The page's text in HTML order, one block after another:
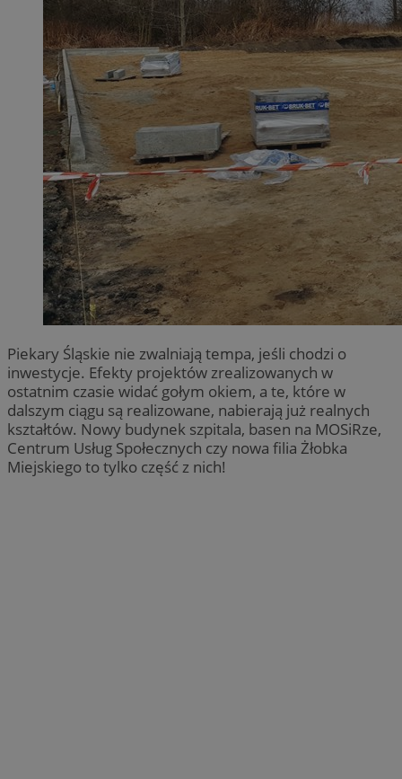
Piekary Śląskie nie zwalniają tempa, jeśli chodzi o
inwestycje. Efekty projektów zrealizowanych w
ostatnim czasie widać gołym okiem, a te, które w
dalszym ciągu są realizowane, nabierają już realnych
kształtów. Nowy budynek szpitala, basen na MOSiRze,
Centrum Usług Społecznych czy nowa filia Żłobka
Miejskiego to tylko część z nich!